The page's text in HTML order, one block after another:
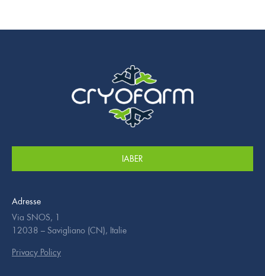
IABER
Adresse
Via SNOS, 1
12038 – Savigliano (CN), Italie
Privacy Policy